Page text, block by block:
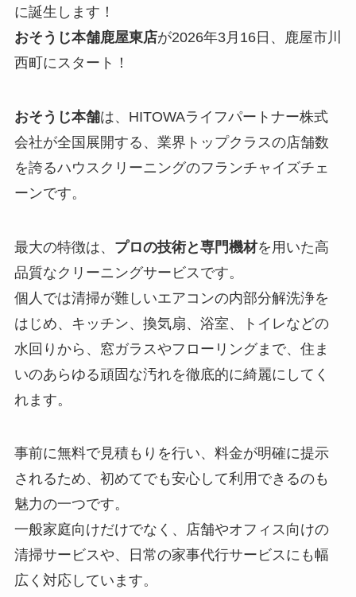
に誕生します！
おそうじ本舗鹿屋東店が2026年3月16日、鹿屋市川
西町にスタート！
おそうじ本舗は、HITOWAライフパートナー株式
会社が全国展開する、業界トップクラスの店舗数
を誇るハウスクリーニングのフランチャイズチェ
ーンです。
最大の特徴は、 プロの技術と専門機材を用いた高
品質なクリーニングサービスです。
個人では清掃が難しいエアコンの内部分解洗浄を
はじめ、キッチン、換気扇、浴室、トイレなどの
水回りから、窓ガラスやフローリングまで、住ま
いのあらゆる頑固な汚れを徹底的に綺麗にしてく
れます。
事前に無料で見積もりを行い、料金が明確に提示
されるため、初めてでも安心して利用できるのも
魅力の一つです。
一般家庭向けだけでなく、店舗やオフィス向けの
清掃サービスや、日常の家事代行サービスにも幅
広く対応しています。